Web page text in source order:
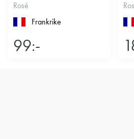
Rosé
Frankrike
99:-